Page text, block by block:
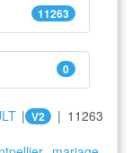
11263
0
| V2
| 11263